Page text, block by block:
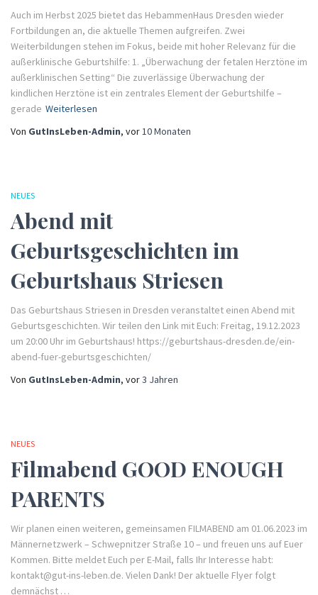
Auch im Herbst 2025 bietet das HebammenHaus Dresden wieder
Fortbildungen an, die aktuelle Themen aufgreifen. Zwei
Weiterbildungen stehen im Fokus, beide mit hoher Relevanz für die
außerklinische Geburtshilfe: 1. „Überwachung der fetalen Herztöne im
außerklinischen Setting“ Die zuverlässige Überwachung der
kindlichen Herztöne ist ein zentrales Element der Geburtshilfe –
gerade Weiterlesen
Von GutInsLeben-Admin, vor 10 Monaten
NEUES
Abend mit
Geburtsgeschichten im
Geburtshaus Striesen
Das Geburtshaus Striesen in Dresden veranstaltet einen Abend mit
Geburtsgeschichten. Wir teilen den Link mit Euch: Freitag, 19.12.2023
um 20:00 Uhr im Geburtshaus! https://geburtshaus-dresden.de/ein-
abend-fuer-geburtsgeschichten/
Von GutInsLeben-Admin, vor3 Jahren
NEUES
Filmabend GOOD ENOUGH
PARENTS
Wir planen einen weiteren, gemeinsamen FILMABEND am 01.06.2023 im
Männernetzwerk – Schwepnitzer Straße 10 – und freuen uns auf Euer
Kommen. Bitte meldet Euch per E-Mail, falls Ihr Interesse habt:
kontakt@gut-ins-leben.de. Vielen Dank! Der aktuelle Flyer folgt
demnächst …